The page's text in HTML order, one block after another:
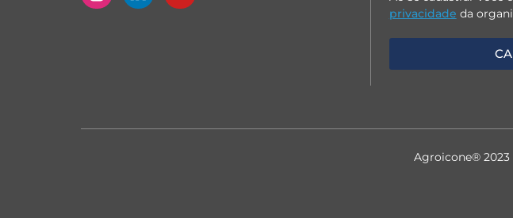
privacidade da
Agroicone® 2023